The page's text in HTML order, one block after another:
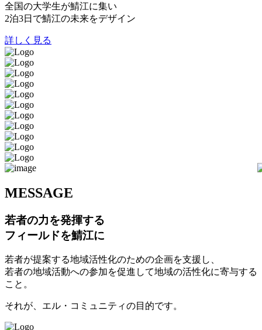
全国の大学生が鯖江に集い
2泊3日で鯖江の未来をデザイン
詳しく見る
MESSAGE
若者の力を発揮する
フィールドを鯖江に
若者が提案する地域活性化のための企画を支援し、
若者の地域活動への参加を促進して地域の活性化に寄与する
こと。
それが、エル・コミュニティの目的です。